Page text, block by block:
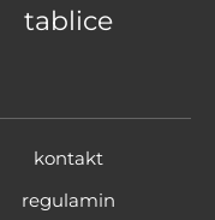
tablice
kontakt
regulamin